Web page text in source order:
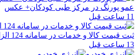
عمو پورنگ در مرکز طبی کودکان+ عکس
11 ساعت قبل
ثبت قیمت کالا و خدمات در سامانه 124 الزامی شد
13 ساعت قبل